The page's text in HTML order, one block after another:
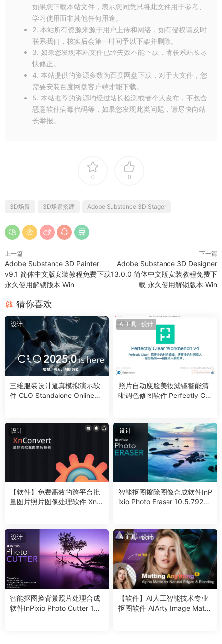
2、安装程序界面，如果不更改安装路径直接点击继续即可。
3、更改安装路径，打开products文件夹
5、然后在这里更改位置到第四步指定的位置，然后点击继续开
始安装
6、点击“关闭”
7.然后在安装包选择注册机鼠标右键以管理员身份运行
8、点击Patch文件夹
如果您下载本站文件，表示您同意只将此文件用于参考、
学习使用而非其他任何用途。
2. 本站所有资源来源于用户上传和网络，如有侵权请及时
联系我们，核实后会第一时间予以下架并删除。
3. 如果您发现本站文件已经失效不能下载，请联系站长尽
快修正。
4. 本站提供的资源多数为百度网盘下载，对于大文件，您
需要安装百度网盘客户端才能下载。
5. 本站推荐的资源均经过站长检测或者个人发布，不包含
恶意软件病毒代码等，如果您发现此类问题，请尽快向站
长举报。
0 0
3D场景 3D场景搭建 Adobe Substance 3D Stager
上一篇
Adobe Substance 3D Painter
v9.1 简体中文版安装教程免费下载
永久使用解锁版本 Win
下一篇
Adobe Substance 3D Designer
13.0.0 简体中文版安装教程免费下
载 永久使用解锁版本 Win
猜你喜欢
设计
三维服装设计逼真模拟演示软
件 CLO Standalone OnlineAu
AI工具 · 设计
照片自动廋脸美妆滤镜智能清
晰调色修图软件 Perfectly Cle
设计
【软件】免费高效的跨平台批
量图片照片图像处理软件 XnC
设计
智能抠图擦除图像合成软件InP
ixio Photo Eraser 10.5.7924.
设计
智能抠图换背景照片处理合成
软件InPixio Photo Cutter 10.
AI工具·设计
【软件】AI人工智能技术专业
抠图软件 AIArty Image Matti